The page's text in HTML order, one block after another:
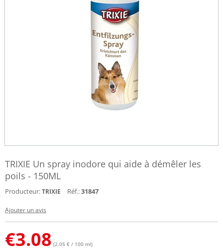
TRIXIE Un spray inodore qui aide à démêler les
poils - 150ML
Producteur:TRIXIE Réf.:31847
Ajouter un avis
€3.08 (2.05 € / 100 ml)